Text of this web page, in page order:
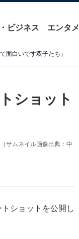
ビジネス エンタメ
面白いです双子たち」
ショット
サムネイル画像出典：中
ショットを公開し